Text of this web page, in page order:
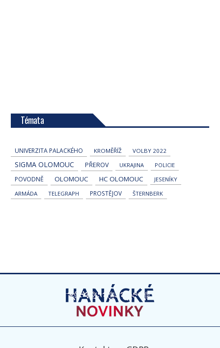
Témata
UNIVERZITA PALACKÉHO KROMĚŘÍŽ VOLBY 2022
SIGMA OLOMOUC PŘEROV UKRAJINA POLICIE
POVODNĚ OLOMOUC HC OLOMOUC
JESENÍKY
ARMÁDA
TELEGRAPH PROSTĚJOV ŠTERNBERK